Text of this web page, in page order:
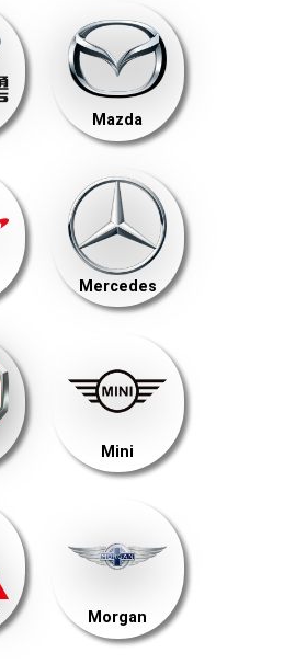
Mazda
Mercedes
Mini
Morgan